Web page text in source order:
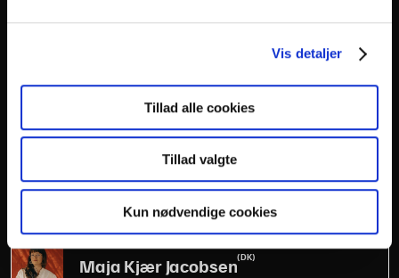
Vis detaljer
Tillad alle cookies
Tillad valgte
Kun nødvendige cookies
Laust Sonne
Leonie Beckett-Kruizenga
Luuk Van Gestel
Maja Kjær Jacobsen(DK)